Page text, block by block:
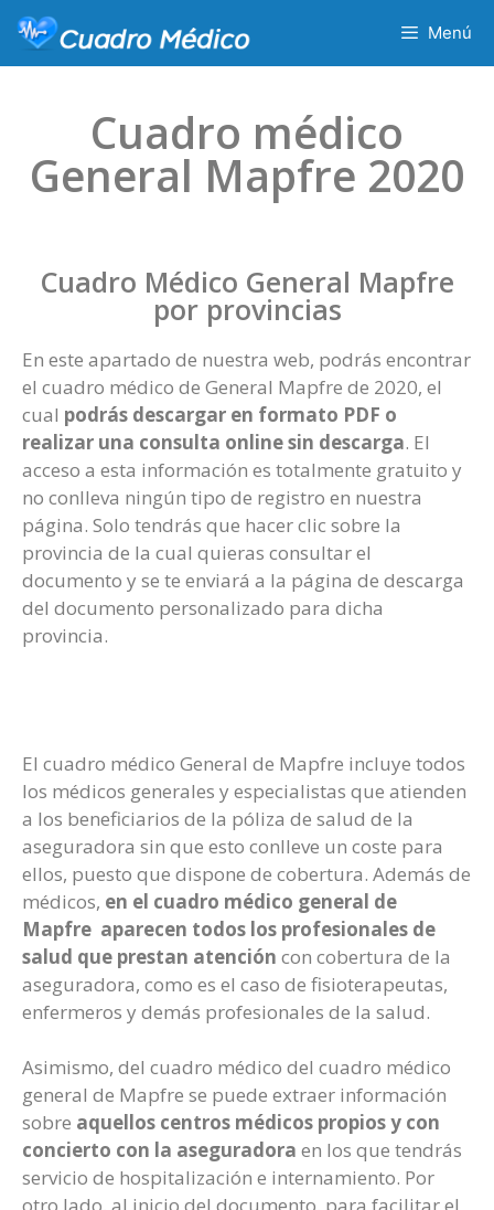
Menú
Cuadro médico
General Mapfre 2020
Cuadro Médico General Mapfre
por provincias
En este apartado de nuestra web, podrás encontrar
el cuadro médico de General Mapfre de 2020, el
cual podrás descargar en formato PDF o
realizar una consulta online sin descarga. El
acceso a esta información es totalmente gratuito y
no conlleva ningún tipo de registro en nuestra
página. Solo tendrás que hacer clic sobre la
provincia de la cual quieras consultar el
documento y se te enviará a la página de descarga
del documento personalizado para dicha
provincia.
El cuadro médico General de Mapfre incluye todos
los médicos generales y especialistas que atienden
a los beneficiarios de la póliza de salud de la
aseguradora sin que esto conlleve un coste para
ellos, puesto que dispone de cobertura. Además de
médicos, en el cuadro médico general de
Mapfre aparecen todos los profesionales de
salud que prestan atención con cobertura de la
aseguradora, como es el caso de fisioterapeutas,
enfermeros y demás profesionales de la salud.
Asimismo, del cuadro médico del cuadro médico
general de Mapfre se puede extraer información
sobre aquellos centros médicos propios y con
concierto con la aseguradora en los que tendrás
servicio de hospitalización e internamiento. Por